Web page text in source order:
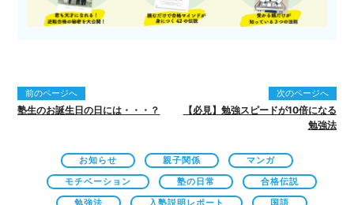
前のページへ
塾生のお誕生日の日には・・・？
次のページへ
【必見】勉強スピードが10倍になる
勉強法
お知らせ 親子関係 マンガ
モチベーション 塾の日常 合格伝説
勉強法 入塾説明レポート 国語